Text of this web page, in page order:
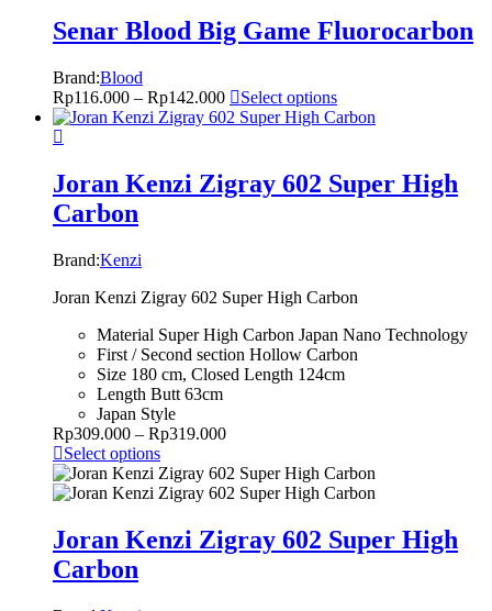
Senar Blood Big Game Fluorocarbon
Brand:Blood
Rp116.000 – Rp142.000 Select options
Joran Kenzi Zigray 602 Super High
Carbon
Brand:Kenzi
Joran Kenzi Zigray 602 Super High Carbon
Material Super High Carbon Japan Nano Technology
First / Second section Hollow Carbon
Size 180 cm, Closed Length 124cm
Length Butt 63cm
Japan Style
Rp309.000 – Rp319.000
Select options
Joran Kenzi Zigray 602 Super High
Carbon